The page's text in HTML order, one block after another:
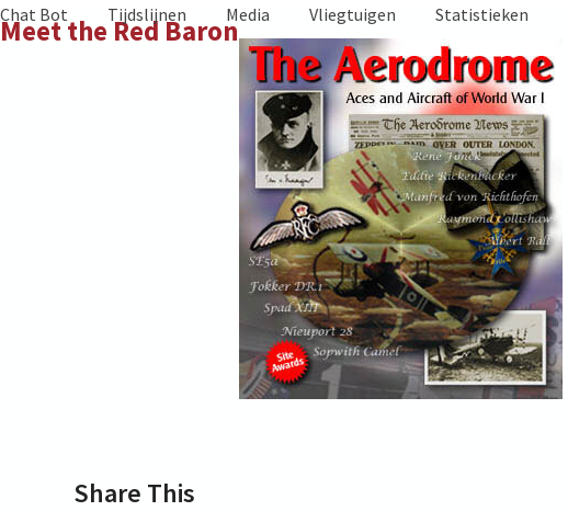
Skip
to
Meet the Red Baron
Chat Bot Tijdslijnen Media Vliegtuigen Statistieken
Share This